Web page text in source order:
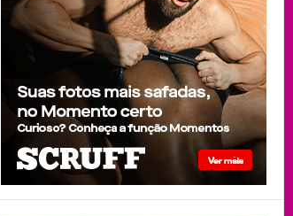
relembra quando,
aos 15, foi garoto de
programa por
quatro meses sem
saber: “Idiotice da
minha parte”
STF: Ministro
Cristiano Zanin vota